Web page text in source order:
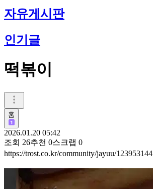
자유게시판
인기글
떡볶이
훔
2026.01.20 05:42
조회 26추천 0스크랩 0
https://trost.co.kr/community/jayuu/123953144